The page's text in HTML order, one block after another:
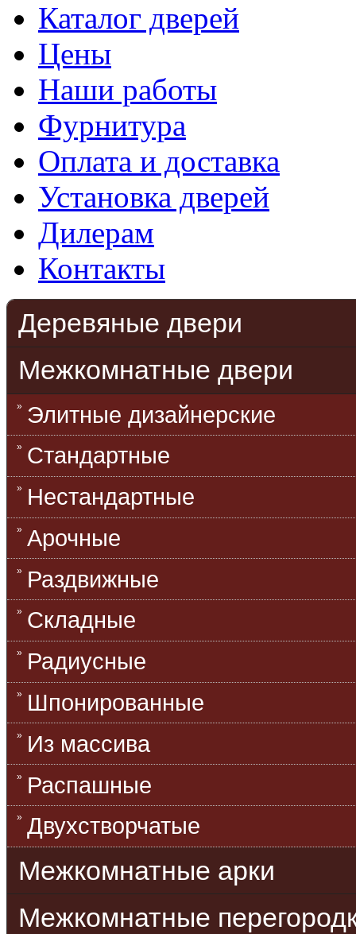
Каталог дверей
Цены
Наши работы
Фурнитура
Оплата и доставка
Установка дверей
Дилерам
Контакты
Деревяные двери
Межкомнатные двери
Элитные дизайнерские
Стандартные
Нестандартные
Арочные
Раздвижные
Складные
Радиусные
Шпонированные
Из массива
Распашные
Двухстворчатые
Межкомнатные арки
Межкомнатные